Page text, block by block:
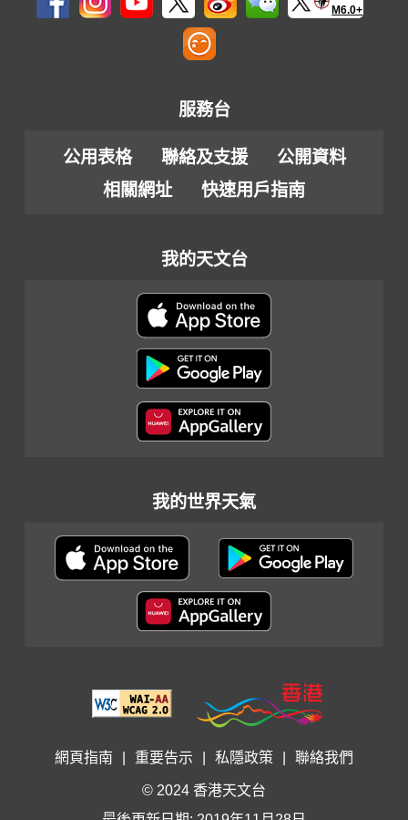
M6.0+
服務台
公用表格 聯絡及支援
公開資料
相關網址
快速用戶指南
我的天文台
我的世界天氣
網頁指南 重要告示 私隱政策 聯絡我們
© 2024 香港天文台